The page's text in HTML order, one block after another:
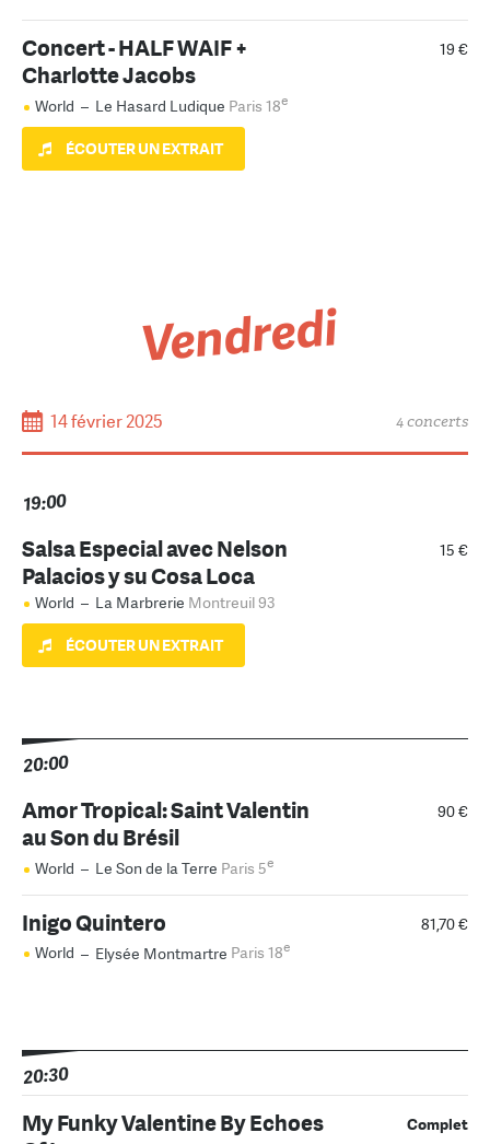
19 €
Concert - HALF WAIF +
Charlotte Jacobs
World – Le Hasard Ludique Paris 18e
ÉCOUTER UN EXTRAIT
Vendredi
14 février 2025 4 concerts
19:00
15 €
Salsa Especial avec Nelson
Palacios y su Cosa Loca
World – La Marbrerie Montreuil 93
ÉCOUTER UN EXTRAIT
20:00
90 €
Amor Tropical: Saint Valentin
au Son du Brésil
World – Le Son de la Terre Paris 5e
81,70 €
Inigo Quintero
World – Elysée Montmartre Paris 18e
20:30
Complet
My Funky Valentine By Echoes